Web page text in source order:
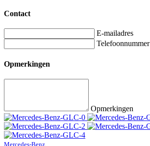
Contact
E-mailadres
Telefoonnummer
Opmerkingen
Opmerkingen
Mercedes-Benz